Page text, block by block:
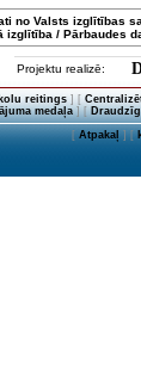
no Valsts izglītības
izglītība / Pārbaudes
Projektu realizē:
reitings] [
medaļa] [
[Atpakaļ] [